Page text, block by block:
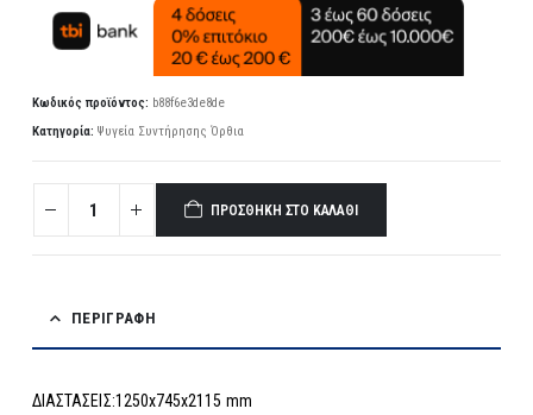
Κωδικός προϊόντος: b88f6e3de8de
Κατηγορία: Ψυγεία Συντήρησης Όρθια
ΠΡΟΣΘΉΚΗ ΣΤΟ ΚΑΛΆΘΙ
ΠΕΡΙΓΡΑΦΉ
ΔΙΑΣΤΑΣΕΙΣ:1250x745x2115 mm